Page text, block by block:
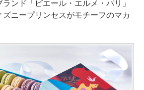
ンド「ピエール・エルメ・パリ」
ズニープリンセスがモチーフのマカ